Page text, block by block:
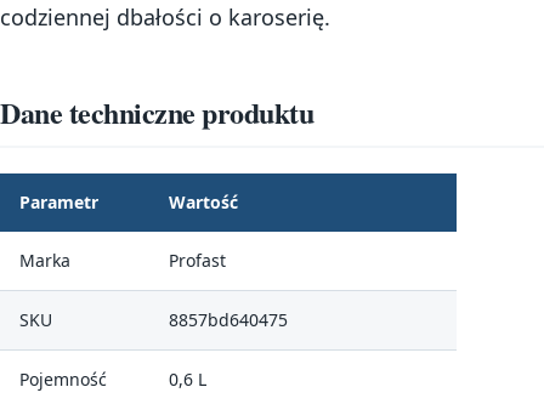
codziennej dbałości o karoserię.
Dane techniczne produktu
Parametr Wartość
Marka Profast
SKU 8857bd640475
Pojemność 0,6 L